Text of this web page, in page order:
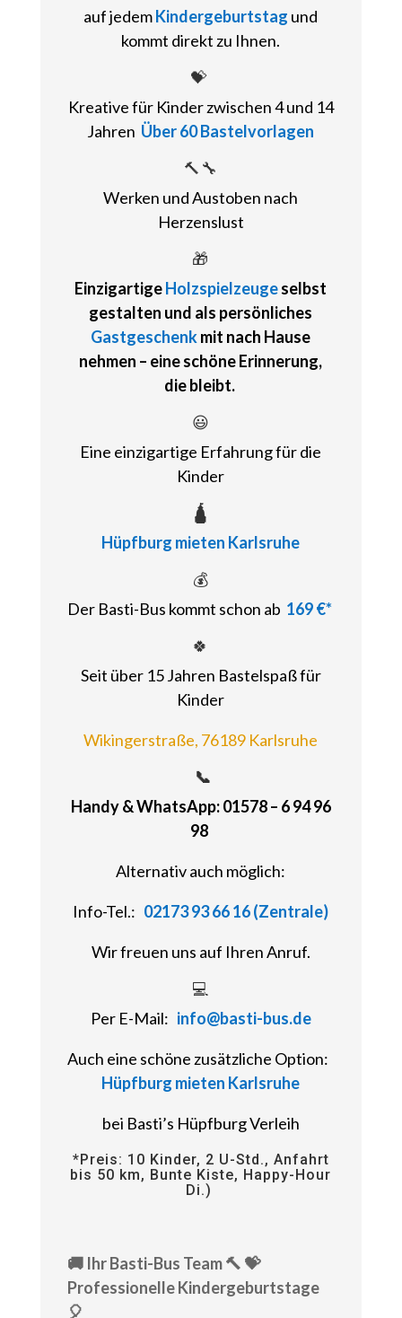
auf jedemKindergeburtstag und
kommt direkt zu Ihnen.
💝
Kreativefür Kinder zwischen 4 und 14
Jahren Über 60 Bastelvorlagen
🔨🔧
Werken und Austoben nach
Herzenslust
🎁
EinzigartigeHolzspielzeugeselbst
gestalten und als persönliches
Gastgeschenkmit nach Hause
nehmen – eine schöne Erinnerung,
die bleibt.
😃
Eine einzigartige Erfahrung für die
Kinder
🛕
Hüpfburg mieten Karlsruhe
💰
Der Basti-Bus kommt schon ab 169 €*
🍀
Seit über 15 Jahren Bastelspaß für
Kinder
Wikingerstraße, 76189 Karlsruhe
📞
Handy & WhatsApp: 01578 – 6 94 96
98
Alternativ auch möglich:
Info-Tel.: 02173 93 66 16 (Zentrale)
Wir freuen uns auf Ihren Anruf.
💻
Per E-Mail: info@basti-bus.de
Auch eine schöne zusätzliche Option:
Hüpfburg mieten Karlsruhe
bei Basti’s Hüpfburg Verleih
*Preis: 10 Kinder, 2 U-Std., Anfahrt
bis 50 km, Bunte Kiste, Happy-Hour
Di.)
🚚 Ihr Basti-Bus Team 🔨 💝
Professionelle Kindergeburtstage
🎈